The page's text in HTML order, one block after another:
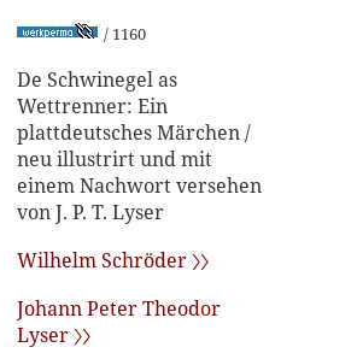
/ 1160
De Schwinegel as
Wettrenner: Ein
plattdeutsches Märchen /
neu illustrirt und mit
einem Nachwort versehen
von J. P. T. Lyser
Wilhelm Schröder 〉〉
Johann Peter Theodor
Lyser 〉〉